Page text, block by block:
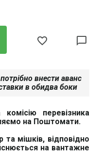
favorite_border chat_bubble_outline
внести аванс
в обидва боки
перевізника
на Поштомати.
та мішків, відповідно
на вантажне